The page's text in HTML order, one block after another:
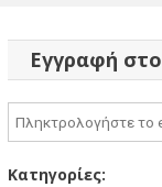
Εγγραφή
Κατηγορίες: